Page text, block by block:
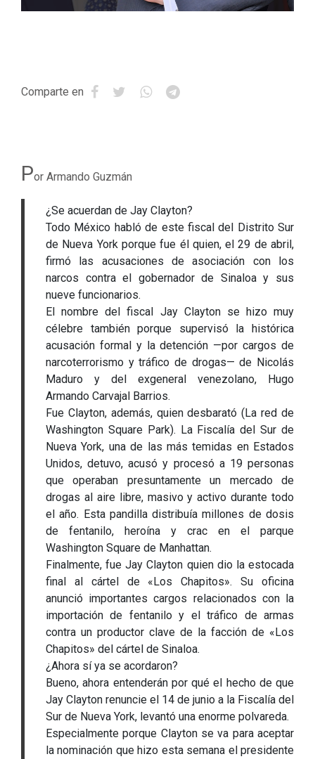
Comparte en
Por Armando Guzmán
¿Se acuerdan de Jay Clayton?
Todo México habló de este fiscal del Distrito Sur
de Nueva York porque fue él quien, el 29 de abril,
firmó las acusaciones de asociación con los
narcos contra el gobernador de Sinaloa y sus
nueve funcionarios.
El nombre del fiscal Jay Clayton se hizo muy
célebre también porque supervisó la histórica
acusación formal y la detención —por cargos de
narcoterrorismo y tráfico de drogas— de Nicolás
Maduro y del exgeneral venezolano, Hugo
Armando Carvajal Barrios.
Fue Clayton, además, quien desbarató (La red de
Washington Square Park). La Fiscalía del Sur de
Nueva York, una de las más temidas en Estados
Unidos, detuvo, acusó y procesó a 19 personas
que operaban presuntamente un mercado de
drogas al aire libre, masivo y activo durante todo
el año. Esta pandilla distribuía millones de dosis
de fentanilo, heroína y crac en el parque
Washington Square de Manhattan.
Finalmente, fue Jay Clayton quien dio la estocada
final al cártel de «Los Chapitos». Su oficina
anunció importantes cargos relacionados con la
importación de fentanilo y el tráfico de armas
contra un productor clave de la facción de «Los
Chapitos» del cártel de Sinaloa.
¿Ahora sí ya se acordaron?
Bueno, ahora entenderán por qué el hecho de que
Jay Clayton renuncie el 14 de junio a la Fiscalía del
Sur de Nueva York, levantó una enorme polvareda.
Especialmente porque Clayton se va para aceptar
la nominación que hizo esta semana el presidente